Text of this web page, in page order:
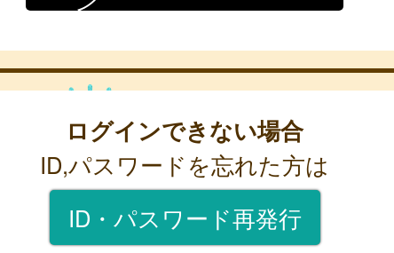
ログインできない場合
ID,パスワードを忘れた方は
ID・パスワード再発行